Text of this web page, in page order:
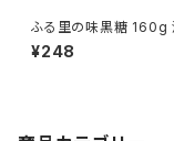
ふる里の味黒糖 160g 沖縄の
名産
¥248